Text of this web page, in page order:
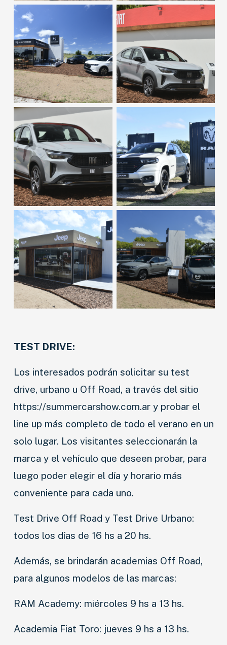
TEST DRIVE:
Los interesados podrán solicitar su test
drive, urbano u Off Road, a través del sitio
https://summercarshow.com.ar y probar el
line up más completo de todo el verano en un
solo lugar. Los visitantes seleccionarán la
marca y el vehículo que deseen probar, para
luego poder elegir el día y horario más
conveniente para cada uno.
Test Drive Off Road y Test Drive Urbano:
todos los días de 16 hs a 20 hs.
Además, se brindarán academias Off Road,
para algunos modelos de las marcas:
RAM Academy: miércoles 9 hs a 13 hs.
Academia Fiat Toro: jueves 9 hs a 13 hs.